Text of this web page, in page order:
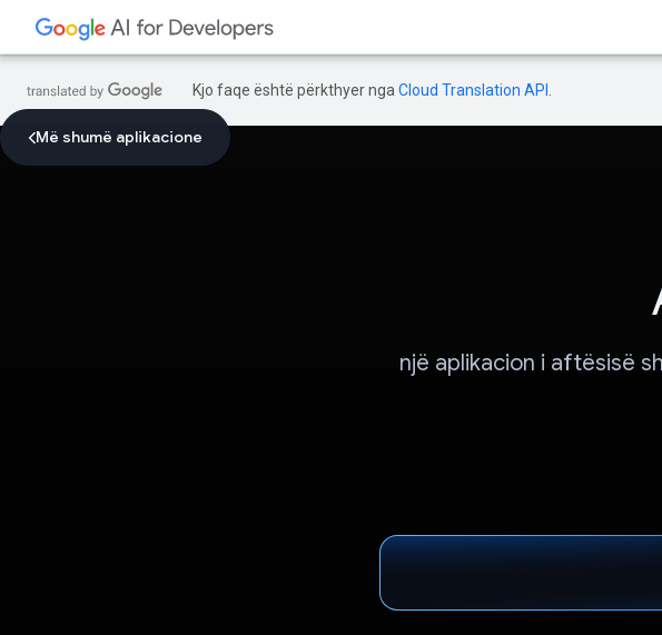
Kjo faqe është përkthyer nga Cloud Translation API
Më shumë aplikacione
një aplikacion i aftësisë